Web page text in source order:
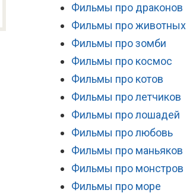
Фильмы про драконов
Фильмы про животных
Фильмы про зомби
Фильмы про космос
Фильмы про котов
Фильмы про летчиков
Фильмы про лошадей
Фильмы про любовь
Фильмы про маньяков
Фильмы про монстров
Фильмы про море